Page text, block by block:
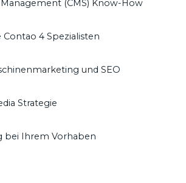
(CMS) Know-How
Contao 4 Spezialisten
und SEO
Strategie
bei Ihrem Vorhaben